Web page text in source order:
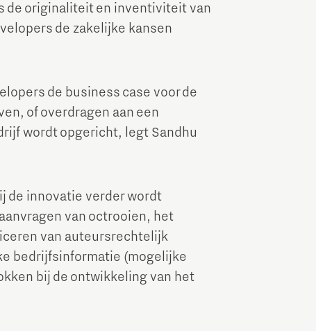
de originaliteit en inventiviteit van
de zakelijke kansen
de business case voor de
of overdragen aan een
wordt opgericht, legt Sandhu
de innovatie verder wordt
van octrooien, het
van auteursrechtelijk
bedrijfsinformatie (mogelijke
bij de ontwikkeling van het